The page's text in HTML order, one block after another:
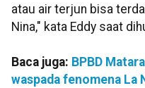
atau air terjun bisa
Nina," kata Eddy saat
Baca juga: BPBD
waspada fenomena La